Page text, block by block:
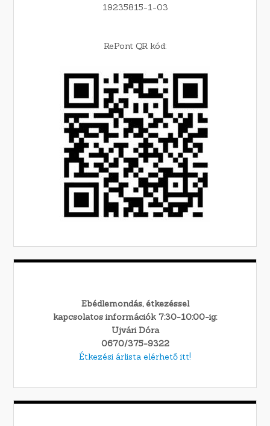
19235815-1-03
RePont QR kód:
Ebédlemondás, étkezéssel
kapcsolatos információk 7:30-10:00-ig:
Ujvári Dóra
0670/375-9322
Étkezési árlista elérhető itt!